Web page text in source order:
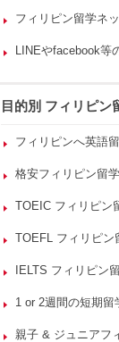
フィリピン留学ネ
LINEやfacebook等
目的別 フィリピン
フィリピンへ英語
格安フィリピン留学
TOEIC フィリピン
TOEFL フィリピン
IELTS フィリピン
1 or 2週間の短期留
親子 & ジュニアフ